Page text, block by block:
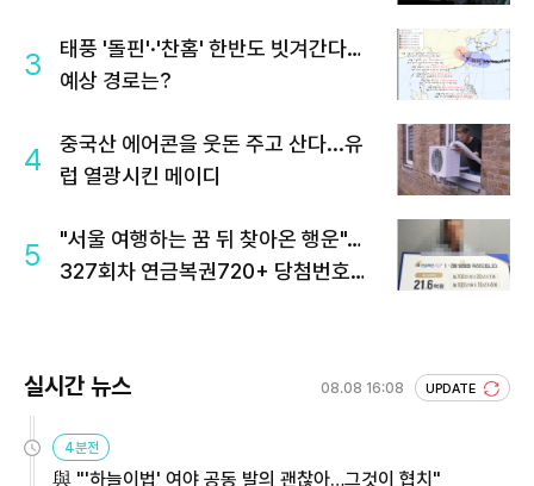
3
태풍 '돌핀'·'찬홈' 한반도 빗겨간다…
예상 경로는?
4
중국산 에어콘을 웃돈 주고 산다...유
럽 열광시킨 메이디
5
"서울 여행하는 꿈 뒤 찾아온 행운"…
327회차 연금복권720+ 당첨번호조
실시간 뉴스 08.08 16:08 UPDATE
4분전
與 "'하늘이법' 여야 공동 발의 괜찮아…그것이 협치"